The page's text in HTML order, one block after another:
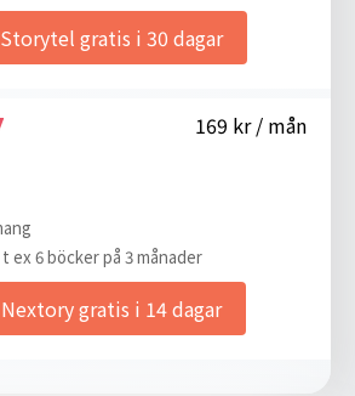
gratis i 30 dagar
169 kr / mån
ex 6 böcker på 3 månader
gratis i 14 dagar